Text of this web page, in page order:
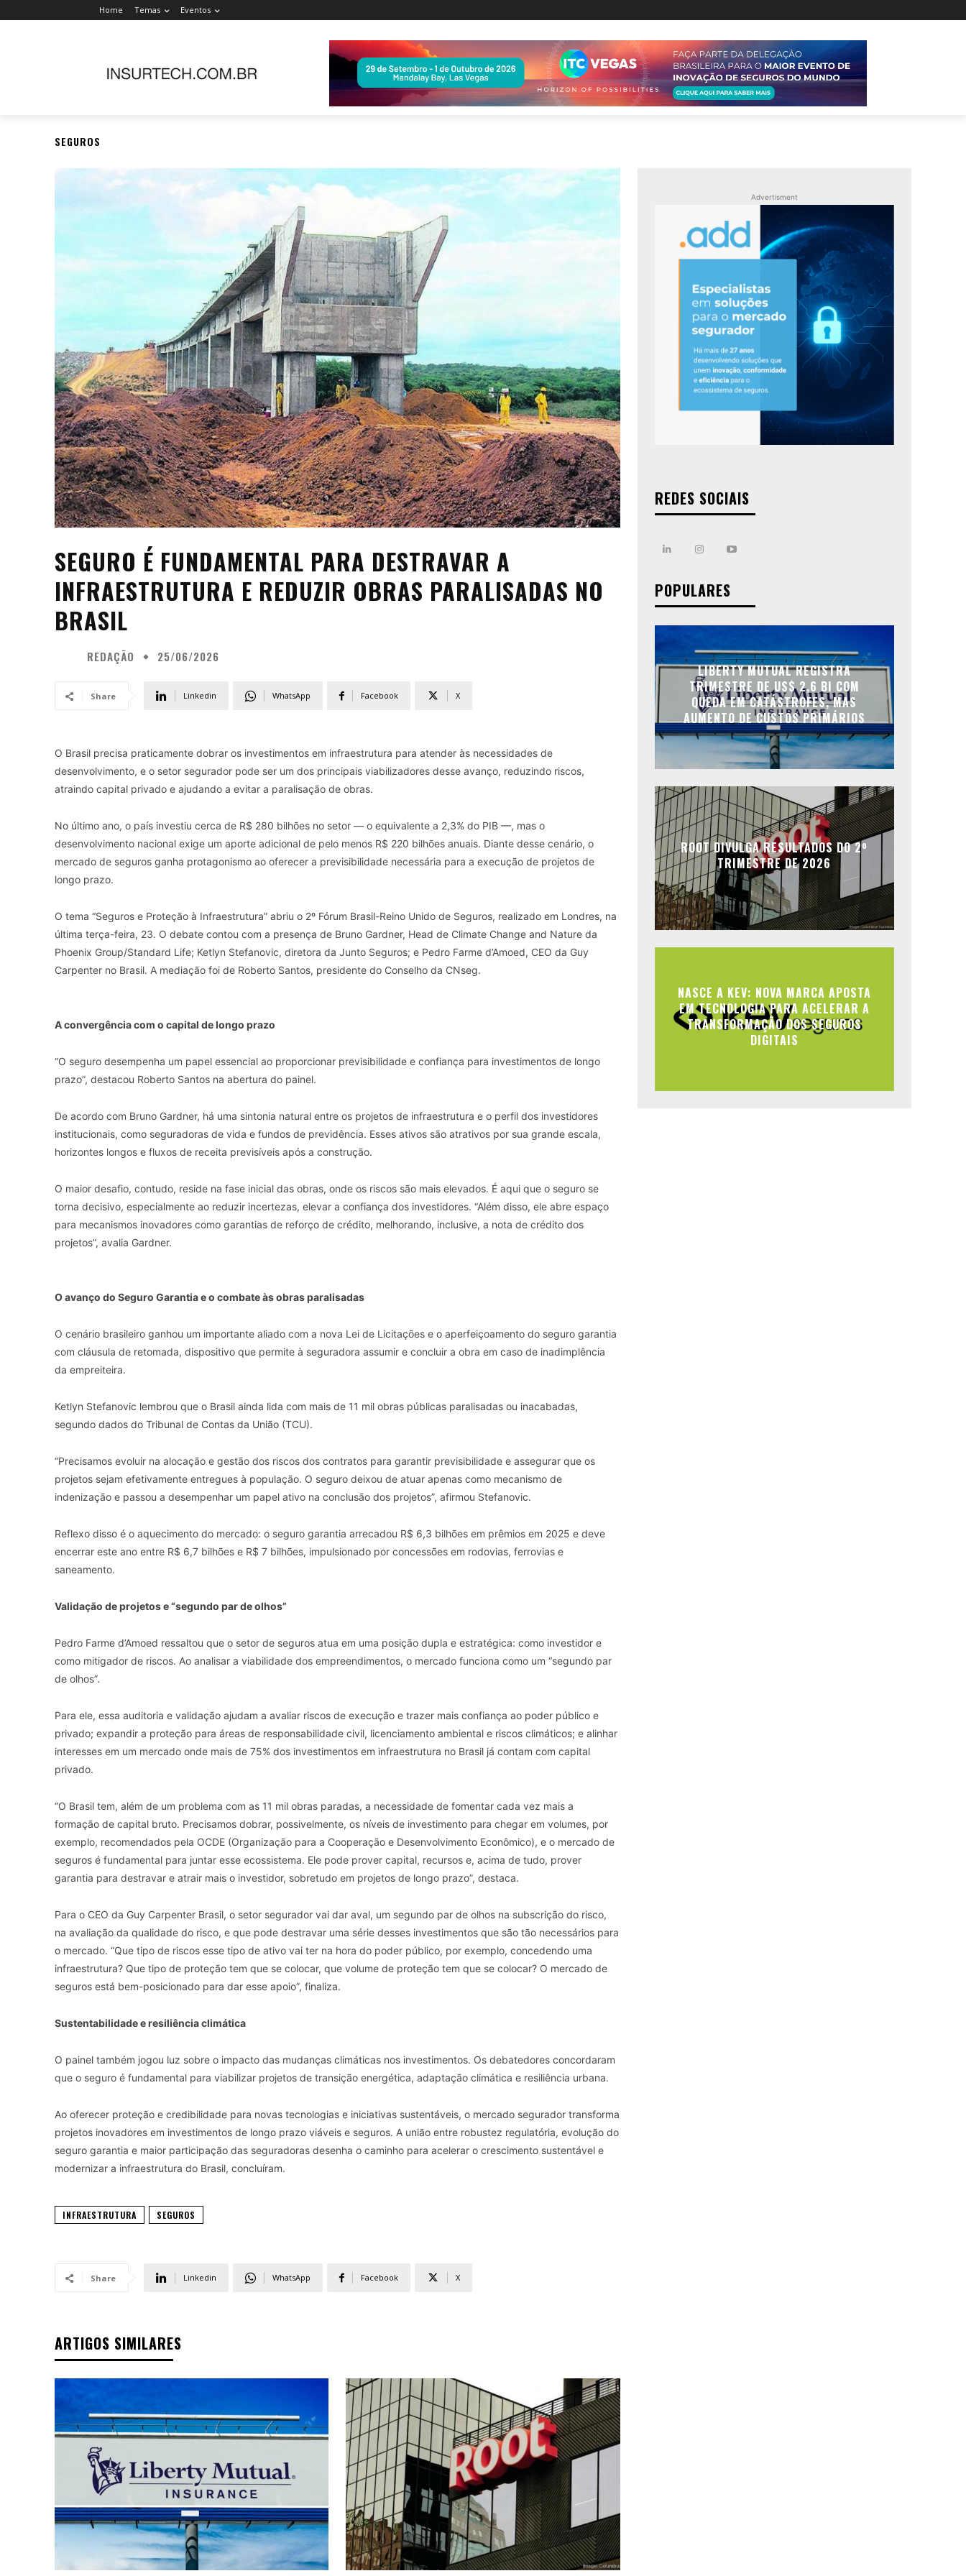
Home Temas Eventos
SEGUROS
SEGURO É FUNDAMENTAL PARA DESTRAVAR A
INFRAESTRUTURA E REDUZIR OBRAS PARALISADAS NO
BRASIL
REDAÇÃO 25/06/2026
Share Linkedin WhatsApp Facebook X
O Brasil precisa praticamente dobrar os investimentos em infraestrutura para atender às necessidades de
desenvolvimento, e o setor segurador pode ser um dos principais viabilizadores desse avanço, reduzindo riscos,
atraindo capital privado e ajudando a evitar a paralisação de obras.
No último ano, o país investiu cerca de R$ 280 bilhões no setor — o equivalente a 2,3% do PIB —, mas o
desenvolvimento nacional exige um aporte adicional de pelo menos R$ 220 bilhões anuais. Diante desse cenário, o
mercado de seguros ganha protagonismo ao oferecer a previsibilidade necessária para a execução de projetos de
longo prazo.
O tema “Seguros e Proteção à Infraestrutura” abriu o 2º Fórum Brasil-Reino Unido de Seguros, realizado em Londres, na
última terça-feira, 23. O debate contou com a presença de Bruno Gardner, Head de Climate Change and Nature da
Phoenix Group/Standard Life; Ketlyn Stefanovic, diretora da Junto Seguros; e Pedro Farme d’Amoed, CEO da Guy
Carpenter no Brasil. A mediação foi de Roberto Santos, presidente do Conselho da CNseg.
A convergência com o capital de longo prazo
“O seguro desempenha um papel essencial ao proporcionar previsibilidade e confiança para investimentos de longo
prazo”, destacou Roberto Santos na abertura do painel.
De acordo com Bruno Gardner, há uma sintonia natural entre os projetos de infraestrutura e o perfil dos investidores
institucionais, como seguradoras de vida e fundos de previdência. Esses ativos são atrativos por sua grande escala,
horizontes longos e fluxos de receita previsíveis após a construção.
O maior desafio, contudo, reside na fase inicial das obras, onde os riscos são mais elevados. É aqui que o seguro se
torna decisivo, especialmente ao reduzir incertezas, elevar a confiança dos investidores. “Além disso, ele abre espaço
para mecanismos inovadores como garantias de reforço de crédito, melhorando, inclusive, a nota de crédito dos
projetos”, avalia Gardner.
O avanço do Seguro Garantia e o combate às obras paralisadas
O cenário brasileiro ganhou um importante aliado com a nova Lei de Licitações e o aperfeiçoamento do seguro garantia
com cláusula de retomada, dispositivo que permite à seguradora assumir e concluir a obra em caso de inadimplência
da empreiteira.
Ketlyn Stefanovic lembrou que o Brasil ainda lida com mais de 11 mil obras públicas paralisadas ou inacabadas,
segundo dados do Tribunal de Contas da União (TCU).
“Precisamos evoluir na alocação e gestão dos riscos dos contratos para garantir previsibilidade e assegurar que os
projetos sejam efetivamente entregues à população. O seguro deixou de atuar apenas como mecanismo de
indenização e passou a desempenhar um papel ativo na conclusão dos projetos”, afirmou Stefanovic.
Reflexo disso é o aquecimento do mercado: o seguro garantia arrecadou R$ 6,3 bilhões em prêmios em 2025 e deve
encerrar este ano entre R$ 6,7 bilhões e R$ 7 bilhões, impulsionado por concessões em rodovias, ferrovias e
saneamento.
Validação de projetos e “segundo par de olhos”
Pedro Farme d’Amoed ressaltou que o setor de seguros atua em uma posição dupla e estratégica: como investidor e
como mitigador de riscos. Ao analisar a viabilidade dos empreendimentos, o mercado funciona como um “segundo par
de olhos”.
Para ele, essa auditoria e validação ajudam a avaliar riscos de execução e trazer mais confiança ao poder público e
privado; expandir a proteção para áreas de responsabilidade civil, licenciamento ambiental e riscos climáticos; e alinhar
interesses em um mercado onde mais de 75% dos investimentos em infraestrutura no Brasil já contam com capital
privado.
“O Brasil tem, além de um problema com as 11 mil obras paradas, a necessidade de fomentar cada vez mais a
formação de capital bruto. Precisamos dobrar, possivelmente, os níveis de investimento para chegar em volumes, por
exemplo, recomendados pela OCDE (Organização para a Cooperação e Desenvolvimento Econômico), e o mercado de
seguros é fundamental para juntar esse ecossistema. Ele pode prover capital, recursos e, acima de tudo, prover
garantia para destravar e atrair mais o investidor, sobretudo em projetos de longo prazo”, destaca.
Para o CEO da Guy Carpenter Brasil, o setor segurador vai dar aval, um segundo par de olhos na subscrição do risco,
na avaliação da qualidade do risco, e que pode destravar uma série desses investimentos que são tão necessários para
o mercado. “Que tipo de riscos esse tipo de ativo vai ter na hora do poder público, por exemplo, concedendo uma
infraestrutura? Que tipo de proteção tem que se colocar, que volume de proteção tem que se colocar? O mercado de
seguros está bem-posicionado para dar esse apoio”, finaliza.
Sustentabilidade e resiliência climática
O painel também jogou luz sobre o impacto das mudanças climáticas nos investimentos. Os debatedores concordaram
que o seguro é fundamental para viabilizar projetos de transição energética, adaptação climática e resiliência urbana.
Ao oferecer proteção e credibilidade para novas tecnologias e iniciativas sustentáveis, o mercado segurador transforma
projetos inovadores em investimentos de longo prazo viáveis e seguros. A união entre robustez regulatória, evolução do
seguro garantia e maior participação das seguradoras desenha o caminho para acelerar o crescimento sustentável e
modernizar a infraestrutura do Brasil, concluíram.
INFRAESTRUTURA SEGUROS
Share Linkedin WhatsApp Facebook X
ARTIGOS SIMILARES
Advertisment
REDES SOCIAIS
POPULARES
LIBERTY MUTUAL REGISTRA
TRIMESTRE DE US$ 2,6 BI COM
QUEDA EM CATÁSTROFES, MAS
AUMENTO DE CUSTOS PRIMÁRIOS
ROOT DIVULGA RESULTADOS DO 2º
TRIMESTRE DE 2026
NASCE A KEV: NOVA MARCA APOSTA
EM TECNOLOGIA PARA ACELERAR A
TRANSFORMAÇÃO DOS SEGUROS
DIGITAIS